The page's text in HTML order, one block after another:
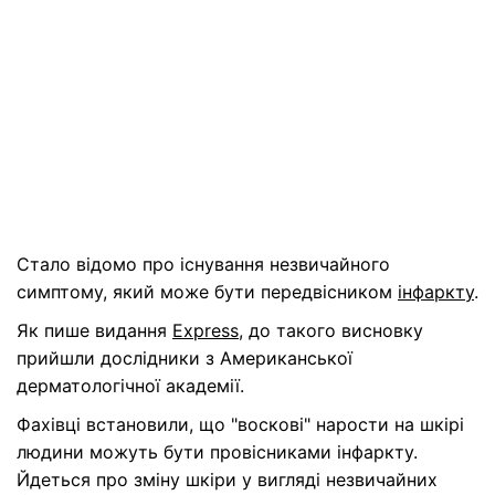
Стало відомо про існування незвичайного
симптому, який може бути передвісником інфаркту.
Як пише видання Express, до такого висновку
прийшли дослідники з Американської
дерматологічної академії.
Фахівці встановили, що "воскові" нарости на шкірі
людини можуть бути провісниками інфаркту.
Йдеться про зміну шкіри у вигляді незвичайних